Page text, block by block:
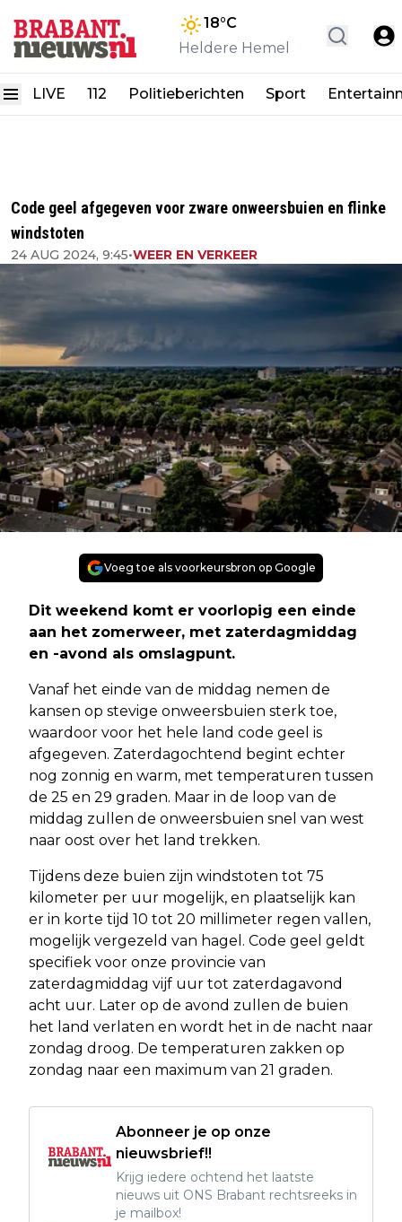
18°C
Heldere Hemel
LIVE 112 Politieberichten Sport
Code geel afgegeven voor zware onweersbuien en flinke
windstoten
24 AUG 2024, 9:45•WEER EN VERKEER
Voeg toe als voorkeursbron op Google
Dit weekend komt er voorlopig een einde
aan het zomerweer, met zaterdagmiddag
en -avond als omslagpunt.
Vanaf het einde van de middag nemen de
kansen op stevige onweersbuien sterk toe,
waardoor voor het hele land code geel is
afgegeven. Zaterdagochtend begint echter
nog zonnig en warm, met temperaturen tussen
de 25 en 29 graden. Maar in de loop van de
middag zullen de onweersbuien snel van west
naar oost over het land trekken.
Tijdens deze buien zijn windstoten tot 75
kilometer per uur mogelijk, en plaatselijk kan
er in korte tijd 10 tot 20 millimeter regen vallen,
mogelijk vergezeld van hagel. Code geel geldt
specifiek voor onze provincie van
zaterdagmiddag vijf uur tot zaterdagavond
acht uur. Later op de avond zullen de buien
het land verlaten en wordt het in de nacht naar
zondag droog. De temperaturen zakken op
zondag naar een maximum van 21 graden.
Abonneer je op onze
nieuwsbrief!!
Krijg iedere ochtend het laatste
nieuws uit ONS Brabant rechtsreeks in
je mailbox!